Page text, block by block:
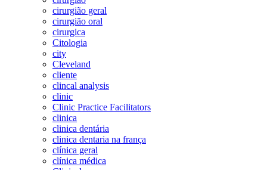
cirurgião geral
cirurgião oral
cirurgica
Citologia
city
Cleveland
cliente
clincal analysis
clinic
Clinic Practice Facilitators
clinica
clinica dentária
clinica dentaria na frança
clínica geral
clínica médica